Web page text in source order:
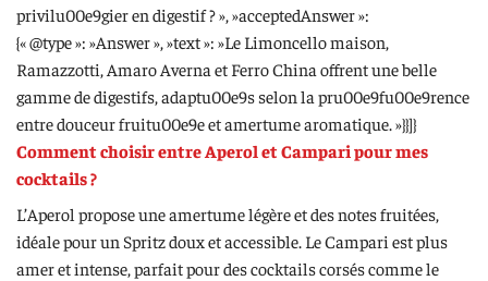
privilu00e9gier en digestif ? », »acceptedAnswer »:
{« @type »: »Answer », »text »: »Le Limoncello maison,
Ramazzotti, Amaro Averna et Ferro China offrent une belle
gamme de digestifs, adaptu00e9s selon la pru00e9fu00e9rence
entre douceur fruitu00e9e et amertume aromatique. »}}]}
Comment choisir entre Aperol et Campari pour mes
cocktails ?
L’Aperol propose une amertume légère et des notes fruitées,
idéale pour un Spritz doux et accessible. Le Campari est plus
amer et intense, parfait pour des cocktails corsés comme le